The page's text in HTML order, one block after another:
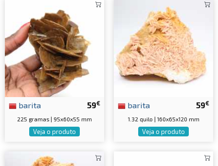
59€
barita
225 gramas | 95x60x55 mm
Veja o produto
59€
barita
1.32 quilo | 160x65x120 mm
Veja o produto